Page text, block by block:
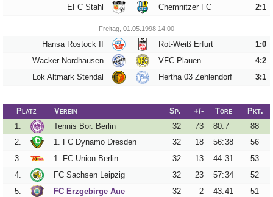
Fanzine
Bilderarchiv
Aue-
Fans
On
Fanturniere
Fanfreundschaften
Downloads
Vereinsdaten
EFC Stahl
Chemnitzer FC 2:1
Freitag, 01.05.1998 14:00
Hansa Rostock II Rot-Weiß Erfurt
1:0
Wacker Nordhausen
VFC Plauen
4:2
Lok Altmark Stendal
Hertha 03 Zehlendorf 3:1
Platz Verein Sp. +/- Tore
Pkt.
1.
Tennis Bor. Berlin 32 73 80:7
88
2.
1. FC Dynamo Dresden 32 18 56:38
56
3.
1. FC Union Berlin 32 13 44:31
53
4.
FC Sachsen Leipzig 32 23 57:34
52
5.
FC Erzgebirge Aue 32 2 43:41
51